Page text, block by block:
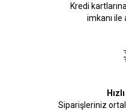
Kredi
imkanı ile
Siparişleriniz